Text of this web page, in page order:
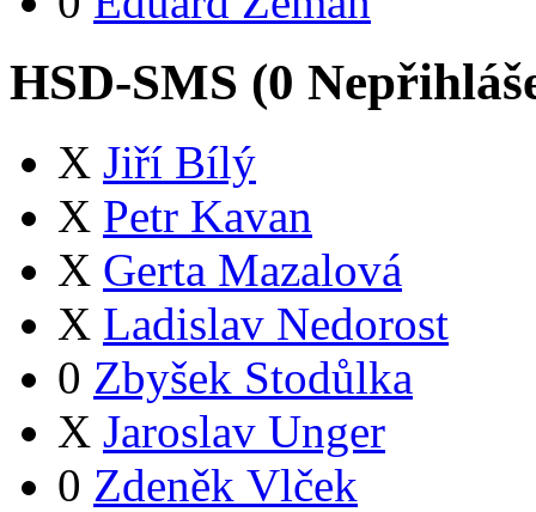
HSD-SMS (0
X Jiří Bílý
X Petr Kavan
X Gerta Mazalová
X Ladislav Nedorost
0 Zbyšek Stodůlka
X Jaroslav Unger
0 Zdeněk Vlček